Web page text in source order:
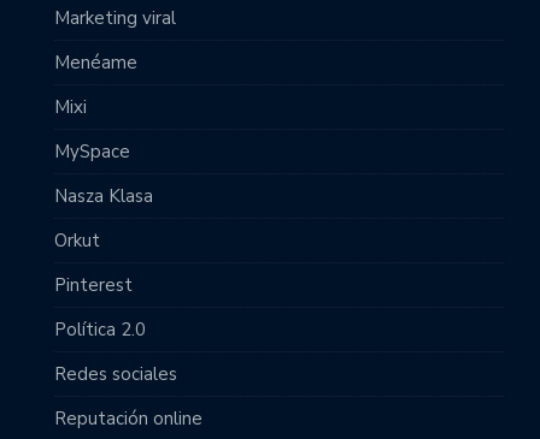
Marketing viral
Menéame
Mixi
MySpace
Nasza Klasa
Orkut
Pinterest
Política 2.0
Redes sociales
Reputación online